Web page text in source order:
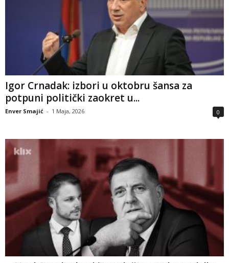
Igor Crnadak: izbori u oktobru šansa za
potpuni politički zaokret u...
Enver Smajić - 1 Maja, 2026 0